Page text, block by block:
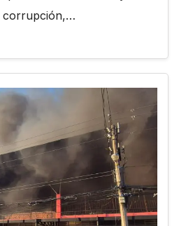
corrupción,…